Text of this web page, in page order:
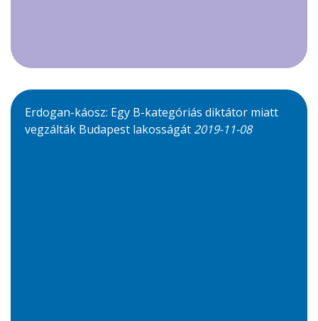
Erdogan-káosz: Egy B-kategóriás diktátor miatt
vegzálták Budapest lakosságát 2019-11-08